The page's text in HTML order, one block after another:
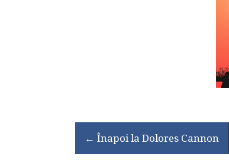
← Înapoi la Dolores Cannon